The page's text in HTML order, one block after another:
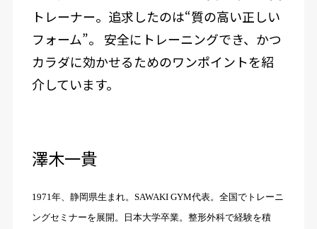
トレーナー。追求したのは“質の高い正しい
フォーム”。 安全にトレーニングでき、かつ
カラダに効かせるためのワンポイントを紹
介しています。
澤木一貴
1971年、静岡県生まれ。SAWAKI GYM代表。全国でトレーニ
ングセミナーを展開。日本大学卒業。整形外科で経験を積